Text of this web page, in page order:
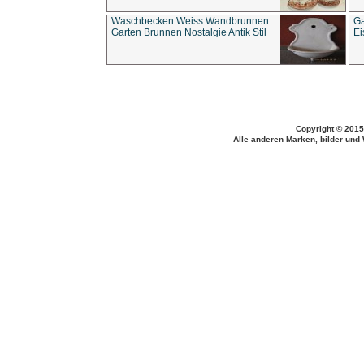
Waschbecken Weiss Wandbrunnen
Garten Brunnen Nostalgie Antik Stil
Copyright ©
Alle anderen Marken, bilder und